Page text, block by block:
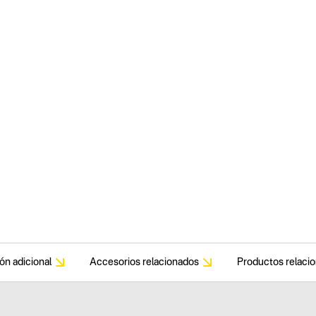
adicional Accesorios relacionados Productos